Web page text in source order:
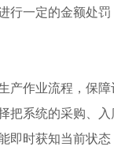
行一定的金额处
产作业流程，保
把系统的采购、
即时获知当前状